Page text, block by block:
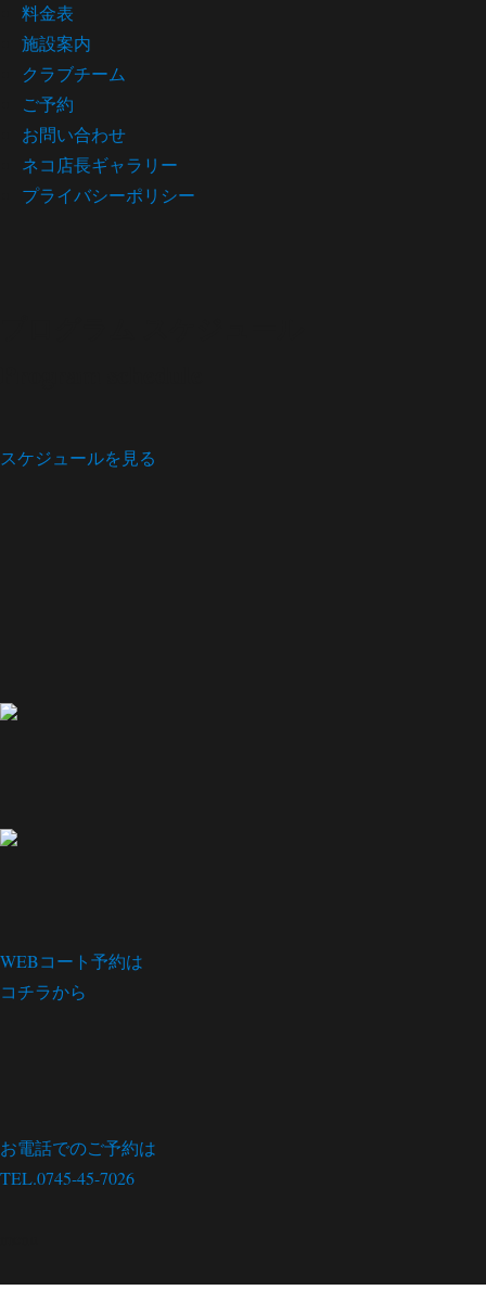
料金表
施設案内
クラブチーム
ご予約
お問い合わせ
ネコ店長ギャラリー
プライバシーポリシー
スケジュールを見る
WEBコート予約は
コチラから
お電話でのご予約は
TEL.0745-45-7026